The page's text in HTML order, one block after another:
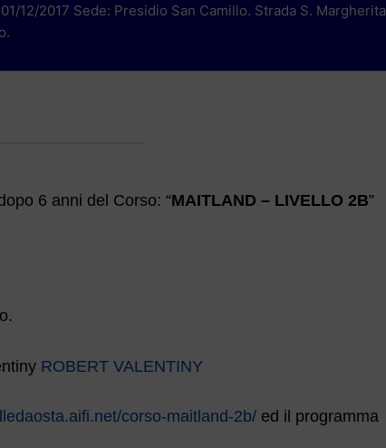
12/2017 Sede: Presidio San Camillo. Strada S. Margherita
6 anni del Corso: “MAITLAND – LIVELLO 2B”
ROBERT VALENTINY
corso-maitland-2b/ ed il programma